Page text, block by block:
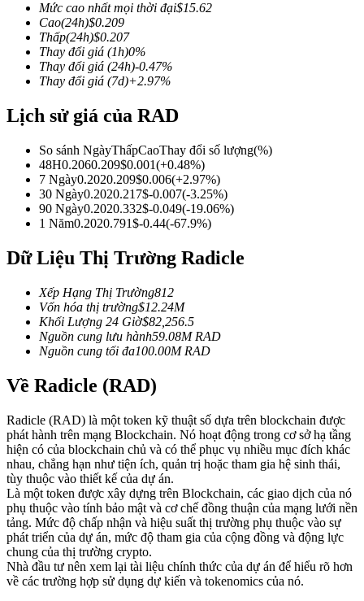
Futures sử dụng token làm tài sản thế chấp
TradFi
USDC Futures vĩnh cửu
Futures sử dụng USDC làm tài sản thế chấp
Sao chép Giao dịch
Tham gia cùng các nhà giao dịch hàng đầu
Mức cao nhất mọi thời đại$15.62
Cao(24h)$0.209
Thấp(24h)$0.207
Thay đổi giá (1h)0%
Thay đổi giá (24h)-0.47%
Thay đổi giá (7d)+2.97%
Lịch sử giá của RAD
So sánh NgàyThấpCaoThay đổi số lượng(%)
48H0.2060.209$0.001(+0.48%)
7 Ngày0.2020.209$0.006(+2.97%)
30 Ngày0.2020.217$-0.007(-3.25%)
90 Ngày0.2020.332$-0.049(-19.06%)
1 Năm0.2020.791$-0.44(-67.9%)
Dữ Liệu Thị Trường Radicle
Xếp Hạng Thị Trường812
Vốn hóa thị trường$12.24M
Khối Lượng 24 Giờ$82,256.5
Nguồn cung lưu hành59.08M RAD
Nguồn cung tối đa100.00M RAD
Về Radicle (RAD)
Radicle (RAD) là một token kỹ thuật số dựa trên blockchain được
phát hành trên mạng Blockchain. Nó hoạt động trong cơ sở hạ tầng
hiện có của blockchain chủ và có thể phục vụ nhiều mục đích khác
nhau, chẳng hạn như tiện ích, quản trị hoặc tham gia hệ sinh thái,
tùy thuộc vào thiết kế của dự án.
Là một token được xây dựng trên Blockchain, các giao dịch của nó
phụ thuộc vào tính bảo mật và cơ chế đồng thuận của mạng lưới nền
tảng. Mức độ chấp nhận và hiệu suất thị trường phụ thuộc vào sự
phát triển của dự án, mức độ tham gia của cộng đồng và động lực
chung của thị trường crypto.
Nhà đầu tư nên xem lại tài liệu chính thức của dự án để hiểu rõ hơn
về các trường hợp sử dụng dự kiến và tokenomics của nó.